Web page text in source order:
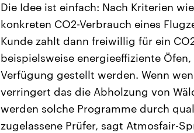
Die Idee ist einfach: Nach Kriterien
konkreten CO2-Verbrauch eines
Kunde zahlt dann freiwillig für ein
beispielsweise energieeffiziente
Verfügung gestellt werden. Wenn
verringert das die Abholzung von
werden solche Programme durch
zugelassene Prüfer, sagt Atmosfair-